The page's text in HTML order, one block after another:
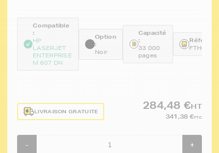
Compatible
:
HP
LASERJET
ENTERPRISE
M 607 DN
Option
:
Noir
Capacité
:
33 000
pages
LIVRAISON GRATUITE
284,48 €HT
341,38 €TTC
- +